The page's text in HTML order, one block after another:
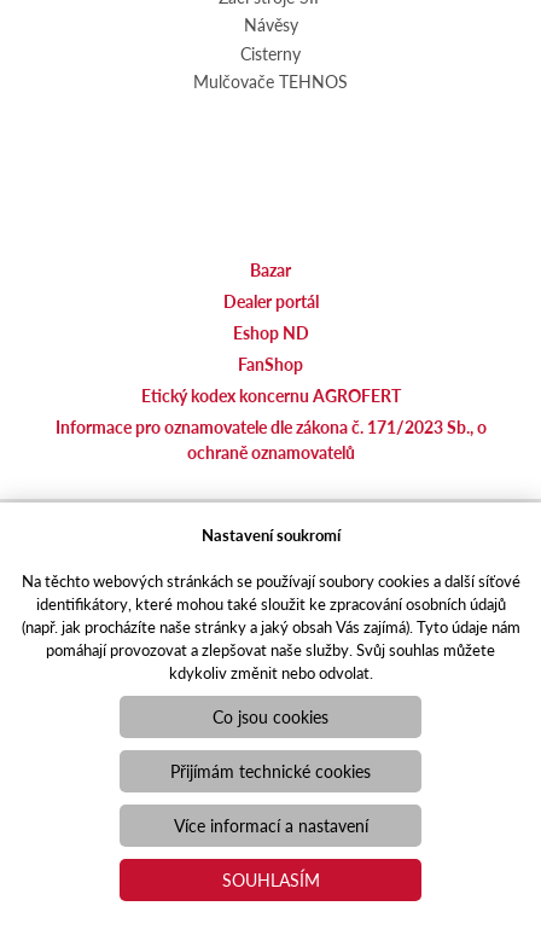
Návěsy
Cisterny
Mulčovače TEHNOS
Bazar
Dealer portál
Eshop ND
FanShop
Etický kodex koncernu AGROFERT
Informace pro oznamovatele dle zákona č. 171/2023 Sb., o
ochraně oznamovatelů
Responzivní webPuxdesign | agrics.cz © 2021
Toto jsou internetové stránky společnosti AGRI CS a. s., se sídlem
v Hustopečích, Hybešova 14, PSČ 69301, IČO 26243334,
zapsané v OR vedeném Krajským soudem v Brně, oddíl B, vložka
3582. Společnost AGRI CS a.s. je členem koncernu AGROFERT
řízeného společností AGROFERT, a.s., IČO 26185610, se sídlem
na adrese Pyšelská 2327/2, Chodov, 149 00 Praha 4.
agrotec.cz
portal.caseklub.cz
shop.agrics.cz
traktorbazar.cz
eshop.agrics.cz/cs
a-finance.cz
Nastavení soukromí
Na těchto webových stránkách se používají soubory cookies a další síťové
identifikátory, které mohou také sloužit ke zpracování osobních údajů
(např. jak procházíte naše stránky a jaký obsah Vás zajímá). Tyto údaje nám
pomáhají provozovat a zlepšovat naše služby. Svůj souhlas můžete
kdykoliv změnit nebo odvolat.
Co jsou cookies
Přijímám technické cookies
Více informací a nastavení
SOUHLASÍM